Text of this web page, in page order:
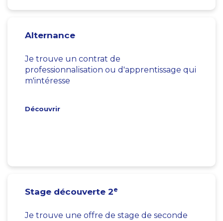
Alternance
Je trouve un contrat de
professionnalisation ou d'apprentissage qui
m'intéresse
Découvrir
Stage découverte 2e
Je trouve une offre de stage de seconde